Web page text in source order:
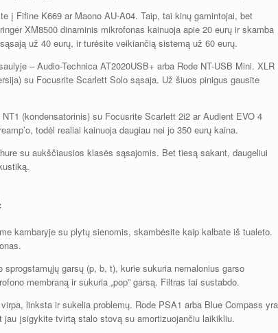
į Fifine K669 ar Maono AU-A04. Taip, tai kinų gamintojai, bet
XM8500 dinaminis mikrofonas kainuoja apie 20 eurų ir skamba
už 40 eurų, ir turėsite veikiančią sistemą už 60 eurų.
– Audio-Technica AT2020USB+ arba Rode NT-USB Mini. XLR
su Focusrite Scarlett Solo sąsaja. Už šiuos pinigus gausite
(kondensatorinis) su Focusrite Scarlett 2i2 ar Audient EVO 4
todėl realiai kainuoja daugiau nei jo 350 eurų kaina.
su aukščiausios klasės sąsajomis. Bet tiesą sakant, daugeliui
kambaryje su plytų sienomis, skambėsite kaip kalbate iš tualeto.
garsų (p, b, t), kurie sukuria nemalonius garso
membraną ir sukuria „pop” garsą. Filtras tai sustabdo.
linksta ir sukelia problemų. Rode PSA1 arba Blue Compass yra
įsigykite tvirtą stalo stovą su amortizuojančiu laikikliu.